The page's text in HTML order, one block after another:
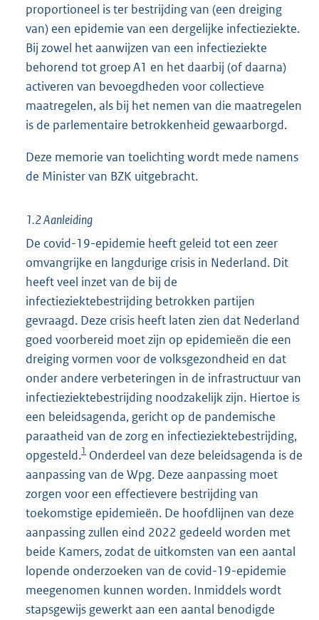
proportioneel is ter bestrijding van (een dreiging
van) een epidemie van een dergelijke infectieziekte.
Bij zowel het aanwijzen van een infectieziekte
behorend tot groep A1 en het daarbij (of daarna)
activeren van bevoegdheden voor collectieve
maatregelen, als bij het nemen van die maatregelen
is de parlementaire betrokkenheid gewaarborgd.
Deze memorie van toelichting wordt mede namens
de Minister van BZK uitgebracht.
1.2 Aanleiding
De covid-19-epidemie heeft geleid tot een zeer
omvangrijke en langdurige crisis in Nederland. Dit
heeft veel inzet van de bij de
infectieziektebestrijding betrokken partijen
gevraagd. Deze crisis heeft laten zien dat Nederland
goed voorbereid moet zijn op epidemieën die een
dreiging vormen voor de volksgezondheid en dat
onder andere verbeteringen in de infrastructuur van
infectieziektebestrijding noodzakelijk zijn. Hiertoe is
een beleidsagenda, gericht op de pandemische
paraatheid van de zorg en infectieziektebestrijding,
opgesteld.1 Onderdeel van deze beleidsagenda is de
aanpassing van de Wpg. Deze aanpassing moet
zorgen voor een effectievere bestrijding van
toekomstige epidemieën. De hoofdlijnen van deze
aanpassing zullen eind 2022 gedeeld worden met
beide Kamers, zodat de uitkomsten van een aantal
lopende onderzoeken van de covid-19-epidemie
meegenomen kunnen worden. Inmiddels wordt
stapsgewijs gewerkt aan een aantal benodigde